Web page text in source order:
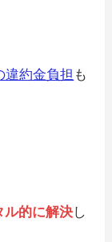
違約金負担 も
ル的に解決し